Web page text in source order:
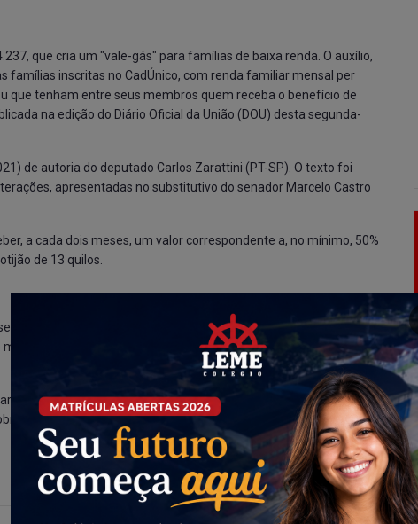
, que cria um "vale-gás" para famílias de baixa renda. O auxílio,
famílias inscritas no CadÚnico, com renda familiar mensal per
que tenham entre seus membros quem receba o benefício de
na edição do Diário Oficial da União (DOU) desta segunda-
) de autoria do deputado Carlos Zarattini (PT-SP). O texto foi
, apresentadas no substitutivo do senador Marcelo Castro
a cada dois meses, um valor correspondente a, no mínimo, 50%
de 13 quilos.
concedido preferencialmente às famílias com mulheres vítimas
protetivas de urgência. Outra preferência de pagamento
do montante que cabe à União da Contribuição de Intervenção
o botijão de gás de 13 quilos e royalties devidos à União em